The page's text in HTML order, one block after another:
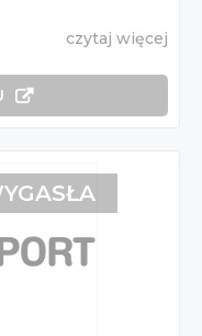
czytaj więcej